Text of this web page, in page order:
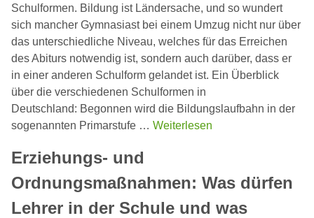
Schulformen. Bildung ist Ländersache, und so wundert
sich mancher Gymnasiast bei einem Umzug nicht nur über
das unterschiedliche Niveau, welches für das Erreichen
des Abiturs notwendig ist, sondern auch darüber, dass er
in einer anderen Schulform gelandet ist. Ein Überblick
über die verschiedenen Schulformen in
Deutschland: Begonnen wird die Bildungslaufbahn in der
sogenannten Primarstufe … Weiterlesen
Erziehungs- und
Ordnungsmaßnahmen: Was dürfen
Lehrer in der Schule und was